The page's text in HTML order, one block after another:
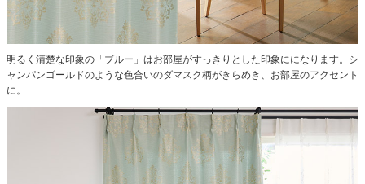
明るく清楚な印象の「ブルー」はお部屋がすっきりとした印象にになります。シ
ャンパンゴールドのような色合いのダマスク柄がきらめき、お部屋のアクセント
に。